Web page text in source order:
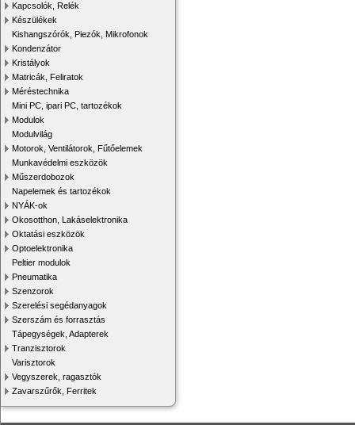
Kapcsolók, Relék
Készülékek
Kishangszórók, Piezók, Mikrofonok
Kondenzátor
Kristályok
Matricák, Feliratok
Méréstechnika
Mini PC, ipari PC, tartozékok
Modulok
Modulvilág
Motorok, Ventilátorok, Fűtőelemek
Munkavédelmi eszközök
Műszerdobozok
Napelemek és tartozékok
NYÁK-ok
Okosotthon, Lakáselektronika
Oktatási eszközök
Optoelektronika
Peltier modulok
Pneumatika
Szenzorok
Szerelési segédanyagok
Szerszám és forrasztás
Tápegységek, Adapterek
Tranzisztorok
Varisztorok
Vegyszerek, ragasztók
Zavarszűrők, Ferritek